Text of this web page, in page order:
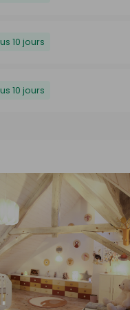
10 jours
10 jours